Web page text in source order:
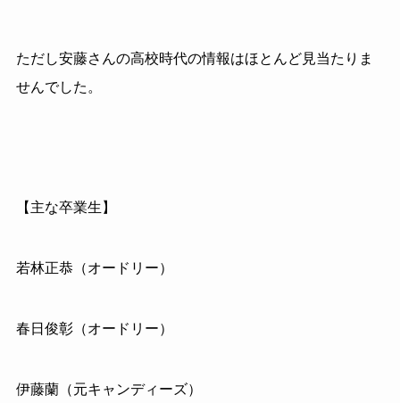
ただし安藤さんの高校時代の情報はほとんど見当たりま
せんでした。
【主な卒業生】
若林正恭（オードリー）
春日俊彰（オードリー）
伊藤蘭（元キャンディーズ）